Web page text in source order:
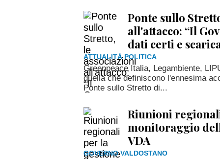
Ponte sullo
all'attacco: “Il
dati certi e
ATTUALITÀ POLITICA
Greenpeace Italia, Legambiente,
quella che definiscono l'ennesima
Ponte sullo Stretto di...
Riunioni
monitoraggio
VDA
GOVERNO VALDOSTANO